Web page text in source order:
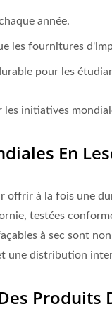
année.
les fournitures
pour les
les initiatives
En
offrir à la fois une
testées
à sec sont
une distribution
Produits